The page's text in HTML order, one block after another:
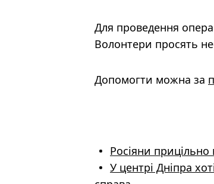
Для проведення
Волонтери просять
Допомогти можна за
Росіяни
У центрі Дніпра